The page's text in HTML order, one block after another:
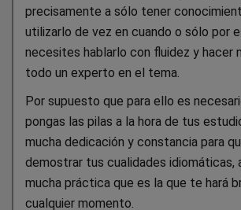
precisamente a sólo tener
utilizarlo de vez en cuando o sólo por
necesites hablarlo con fluidez y hacer
todo un experto en el tema.
Por supuesto que para ello es
pongas las pilas a la hora de tus
mucha dedicación y constancia para
demostrar tus cualidades idiomáticas,
mucha práctica que es la que te hará
cualquier momento.